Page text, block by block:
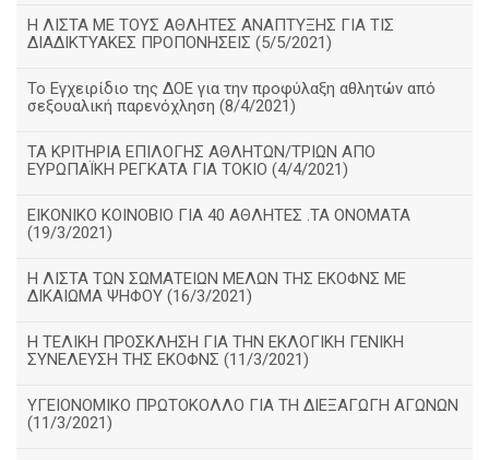
H ΛΙΣΤΑ ΜΕ ΤΟΥΣ ΑΘΛΗΤΕΣ ΑΝΑΠΤΥΞΗΣ ΓΙΑ ΤΙΣ
ΔΙΑΔΙΚΤΥΑΚΕΣ ΠΡΟΠΟΝΗΣΕΙΣ (5/5/2021)
Το Εγχειρίδιο της ΔΟΕ για την προφύλαξη αθλητών από
σεξουαλική παρενόχληση (8/4/2021)
ΤΑ ΚΡΙΤΗΡΙΑ ΕΠΙΛΟΓΗΣ ΑΘΛΗΤΩΝ/ΤΡΙΩΝ ΑΠΟ
ΕΥΡΩΠΑΪΚΗ ΡΕΓΚΑΤΑ ΓΙΑ ΤΟΚΙΟ (4/4/2021)
ΕΙΚΟΝΙΚΟ ΚΟΙΝΟΒΙΟ ΓΙΑ 40 ΑΘΛΗΤΕΣ .ΤΑ ΟΝΟΜΑΤΑ
(19/3/2021)
Η ΛΙΣΤΑ ΤΩΝ ΣΩΜΑΤΕΙΩΝ ΜΕΛΩΝ ΤΗΣ ΕΚΟΦΝΣ ΜΕ
ΔΙΚΑΙΩΜΑ ΨΗΦΟΥ (16/3/2021)
Η ΤΕΛΙΚΗ ΠΡΟΣΚΛΗΣΗ ΓΙΑ ΤΗΝ ΕΚΛΟΓΙΚΗ ΓΕΝΙΚΗ
ΣΥΝΕΛΕΥΣΗ ΤΗΣ ΕΚΟΦΝΣ (11/3/2021)
ΥΓΕΙΟΝΟΜΙΚΟ ΠΡΩΤΟΚΟΛΛΟ ΓΙΑ ΤΗ ΔΙΕΞΑΓΩΓΗ ΑΓΩΝΩΝ
(11/3/2021)